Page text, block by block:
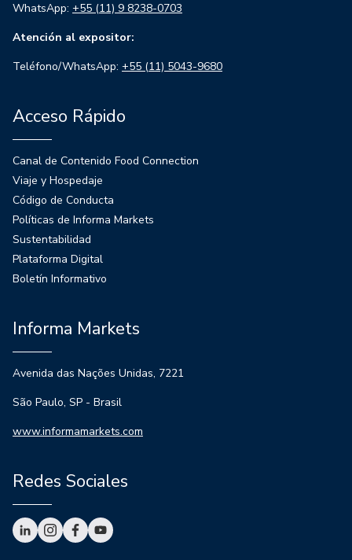
WhatsApp: +55 (11) 9 8238-0703
Atención al expositor:
Teléfono/WhatsApp: +55 (11) 5043-9680
Acceso Rápido
Canal de Contenido Food Connection
Viaje y Hospedaje
Código de Conducta
Políticas de Informa Markets
Sustentabilidad
Plataforma Digital
Boletín Informativo
Informa Markets
Avenida das Nações Unidas, 7221
São Paulo, SP - Brasil
www.informamarkets.com
Redes Sociales